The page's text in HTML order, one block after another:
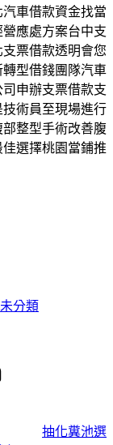
車借款資金找當
應處方案台中支
票借款透明會您
型借錢團隊汽車
申辦支票借款支
術員至現場進行
整型手術改善腹
選擇桃園當鋪推
未分類
抽化糞池選